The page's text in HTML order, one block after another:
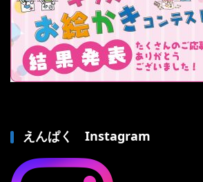
えんぱく Instagram